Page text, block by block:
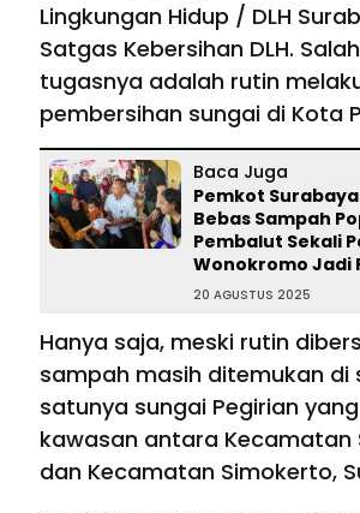
Lingkungan Hidup / DLH
Satgas Kebersihan DLH.
tugasnya adalah rutin
pembersihan sungai di Kota
Baca Juga
Pemkot
Bebas Sampah
Pembalut Sekali
Wonokromo Jadi
20 AGUSTUS 2025
Hanya saja, meski rutin
sampah masih ditemukan di
satunya sungai Pegirian
kawasan antara Kecamatan
dan Kecamatan Simokerto,